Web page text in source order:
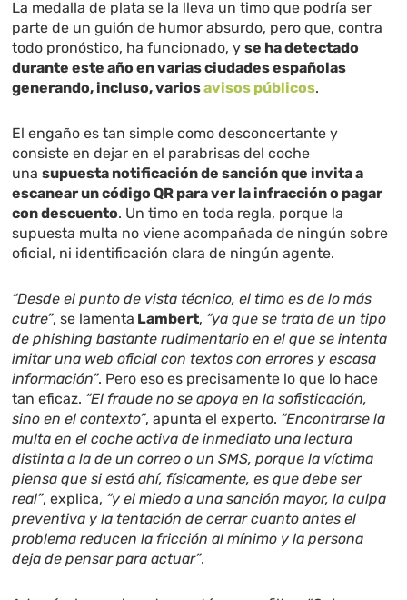
La medalla de plata se la lleva un timo que podría ser
parte de un guión de humor absurdo, pero que, contra
todo pronóstico, ha funcionado, yse ha detectado
durante este año en varias ciudades españolas
generando, incluso, variosavisos públicos.
El engaño es tan simple como desconcertante y
consiste en dejar en el parabrisas del coche
unasupuesta notificación de sanción que invita a
escanear un código QR para ver la infracción o pagar
con descuento. Un timo en toda regla, porque la
supuesta multa no viene acompañada de ningún sobre
oficial, ni identificación clara de ningún agente.
“Desde el punto de vista técnico, el timo es de lo más
cutre”, se lamenta Lambert, “ya que se trata de un tipo
de phishing bastante rudimentario en el que se intenta
imitar una web oficial con textos con errores y escasa
información”. Pero eso es precisamente lo que lo hace
tan eficaz. “El fraude no se apoya en la sofisticación,
sino en el contexto”, apunta el experto. “Encontrarse la
multa en el coche activa de inmediato una lectura
distinta a la de un correo o un SMS, porque la víctima
piensa que si está ahí, físicamente, es que debe ser
real”, explica, “y el miedo a una sanción mayor, la culpa
preventiva y la tentación de cerrar cuanto antes el
problema reducen la fricción al mínimo y la persona
deja de pensar para actuar”.